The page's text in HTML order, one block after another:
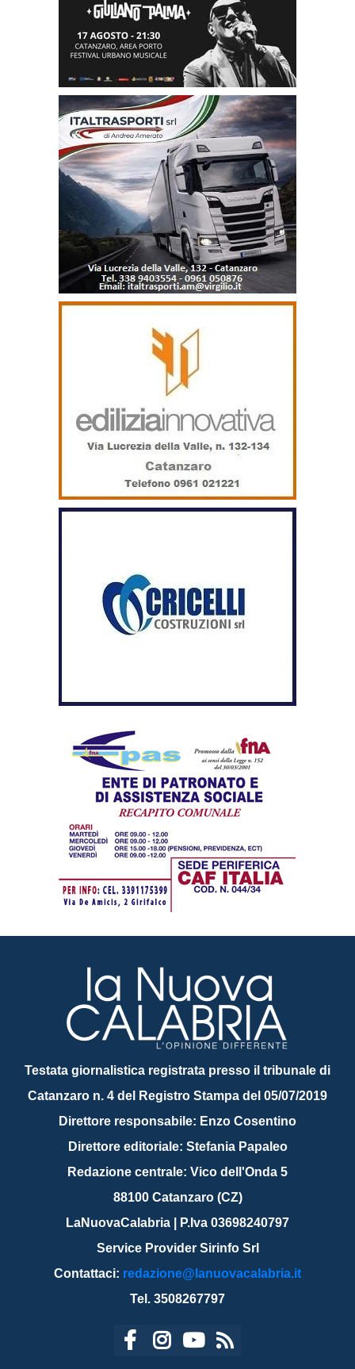
Testata giornalistica registrata presso il tribunale di
Catanzaro n. 4 del Registro Stampa del 05/07/2019
Direttore responsabile: Enzo Cosentino
Direttore editoriale: Stefania Papaleo
Redazione centrale: Vico dell'Onda 5
88100 Catanzaro (CZ)
LaNuovaCalabria | P.Iva 03698240797
Service Provider Sirinfo Srl
Contattaci: redazione@lanuovacalabria.it
Tel. 3508267797